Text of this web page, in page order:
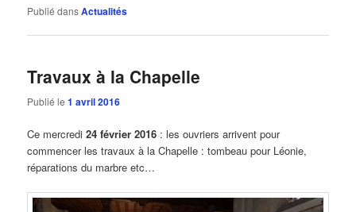
Publié dansActualités
Travaux à la Chapelle
Publié le1 avril 2016
Ce mercredi24 février 2016 : les ouvriers arrivent pour
commencer les travaux à la Chapelle : tombeau pour Léonie,
réparations du marbre etc…